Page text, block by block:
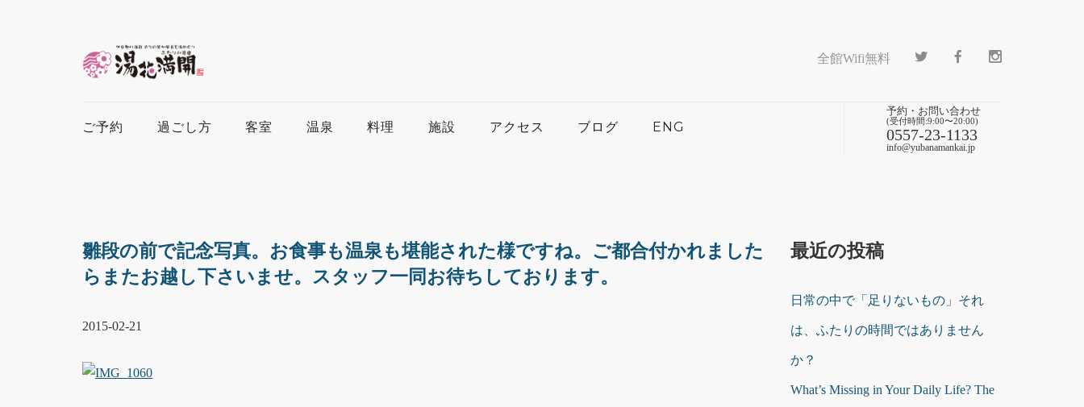
全館Wifi無料
ご予約 過ごし方 客室 温泉 料理 施設 アクセス ブログ ENG
予約・お問い合わせ
(受付時間:9:00〜20:00)
0557-23-1133
info@yubanamankai.jp
雛段の前で記念写真。お食事も温泉も堪能された様ですね。ご都合付かれました
らまたお越し下さいませ。スタッフ一同お待ちしております。
2015-02-21
最近の投稿
日常の中で「足りないもの」それ
は、ふたりの時間ではありません
か？
What’s Missing in Your Daily Life? The